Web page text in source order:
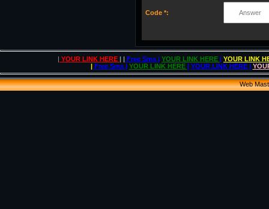
Code *:
| YOUR LINK HERE | | Free Sms | YOUR LINK HERE | YOUR LINK
|Free Sms | YOUR LINK HERE | YOUR LINK HERE |
Web